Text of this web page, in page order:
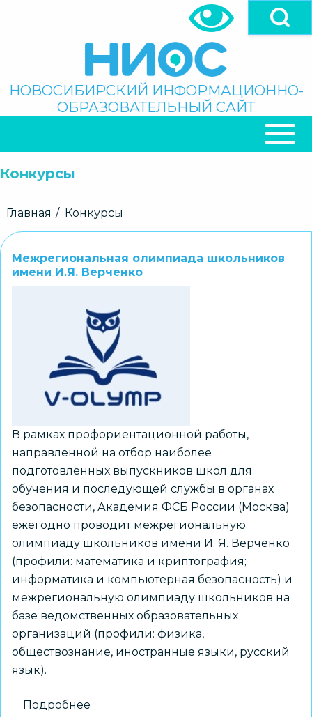
Поиск
НОВОСИБИРСКИЙ ИНФОРМАЦИОННО-
ОБРАЗОВАТЕЛЬНЫЙ САЙТ
НАВИГАЦИЯ
Конкурсы
Строка
Главная Конкурсы
Межрегиональная олимпиада школьников
имени И.Я. Верченко
В рамках профориентационной работы,
направленной на отбор наиболее
подготовленных выпускников школ для
обучения и последующей службы в органах
безопасности, Академия ФСБ России (Москва)
ежегодно проводит межрегиональную
олимпиаду школьников имени И. Я. Верченко
(профили: математика и криптография;
информатика и компьютерная безопасность) и
межрегиональную олимпиаду школьников на
базе ведомственных образовательных
организаций (профили: физика,
обществознание, иностранные языки, русский
язык).
Подробнее